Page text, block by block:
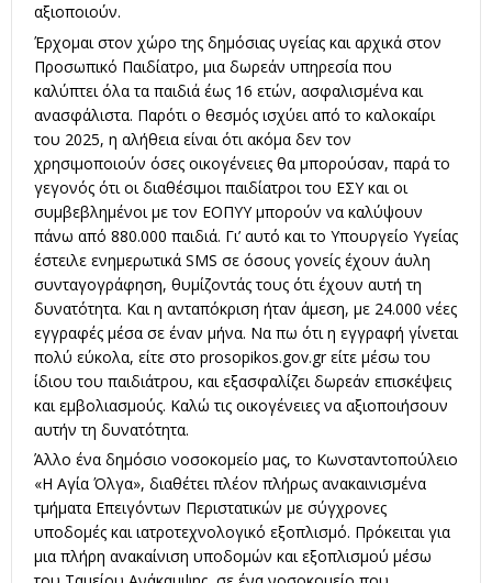
αξιοποιούν.
Έρχομαι στον χώρο της δημόσιας υγείας και αρχικά στον
Προσωπικό Παιδίατρο, μια δωρεάν υπηρεσία που
καλύπτει όλα τα παιδιά έως 16 ετών, ασφαλισμένα και
ανασφάλιστα. Παρότι ο θεσμός ισχύει από το καλοκαίρι
του 2025, η αλήθεια είναι ότι ακόμα δεν τον
χρησιμοποιούν όσες οικογένειες θα μπορούσαν, παρά το
γεγονός ότι οι διαθέσιμοι παιδίατροι του ΕΣΥ και οι
συμβεβλημένοι με τον ΕΟΠΥΥ μπορούν να καλύψουν
πάνω από 880.000 παιδιά. Γι’ αυτό και το Υπουργείο Υγείας
έστειλε ενημερωτικά SMS σε όσους γονείς έχουν άυλη
συνταγογράφηση, θυμίζοντάς τους ότι έχουν αυτή τη
δυνατότητα. Και η ανταπόκριση ήταν άμεση, με 24.000 νέες
εγγραφές μέσα σε έναν μήνα. Να πω ότι η εγγραφή γίνεται
πολύ εύκολα, είτε στο prosopikos.gov.gr είτε μέσω του
ίδιου του παιδιάτρου, και εξασφαλίζει δωρεάν επισκέψεις
και εμβολιασμούς. Καλώ τις οικογένειες να αξιοποιήσουν
αυτήν τη δυνατότητα.
Άλλο ένα δημόσιο νοσοκομείο μας, το Κωνσταντοπούλειο
«Η Αγία Όλγα», διαθέτει πλέον πλήρως ανακαινισμένα
τμήματα Επειγόντων Περιστατικών με σύγχρονες
υποδομές και ιατροτεχνολογικό εξοπλισμό. Πρόκειται για
μια πλήρη ανακαίνιση υποδομών και εξοπλισμού μέσω